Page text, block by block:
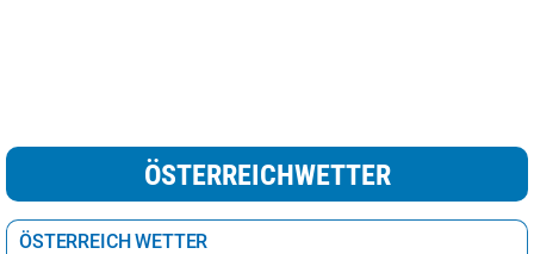
ÖSTERREICHWETTER
ÖSTERREICH WETTER